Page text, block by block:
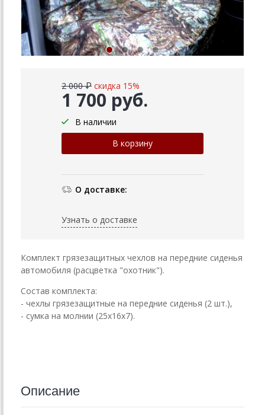
1 700 руб.
2 000 ₽ скидка 15%
В наличии
О доставке:
Узнать о доставке
Комплект грязезащитных чехлов на передние сиденья
автомобиля (расцветка "охотник").
Состав комплекта:
- чехлы грязезащитные на передние сиденья (2 шт.),
- сумка на молнии (25х16х7).
Описание